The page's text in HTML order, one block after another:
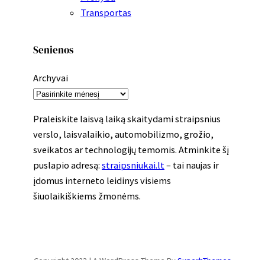
Transportas
Senienos
Archyvai
Praleiskite laisvą laiką skaitydami straipsnius
verslo, laisvalaikio, automobilizmo, grožio,
sveikatos ar technologijų temomis. Atminkite šį
puslapio adresą: straipsniukai.lt – tai naujas ir
įdomus interneto leidinys visiems
šiuolaikiškiems žmonėms.